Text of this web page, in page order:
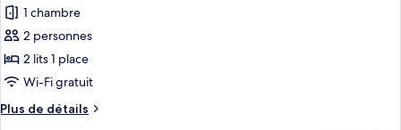
Confort
avec
lits
jumeaux,
balcon
photos
pour
ce
type
chambre :
1 chambre
2 personnes
2 lits 1 place
Wi-Fi gratuit
Plus de détails
Plus